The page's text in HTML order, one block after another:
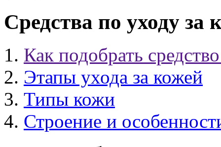
Средства по уходу за
Как подобрать
Этапы ухода за кожей
Типы кожи
Строение и